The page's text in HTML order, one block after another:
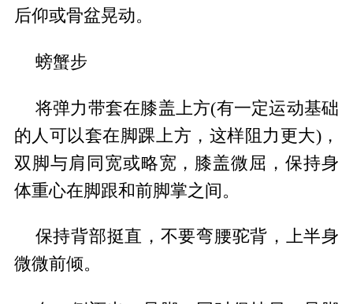
后仰或骨盆晃动。
螃蟹步
将弹力带套在膝盖上方(有一定运动基础
的人可以套在脚踝上方，这样阻力更大)，
双脚与肩同宽或略宽，膝盖微屈，保持身
体重心在脚跟和前脚掌之间。
保持背部挺直，不要弯腰驼背，上半身
微微前倾。